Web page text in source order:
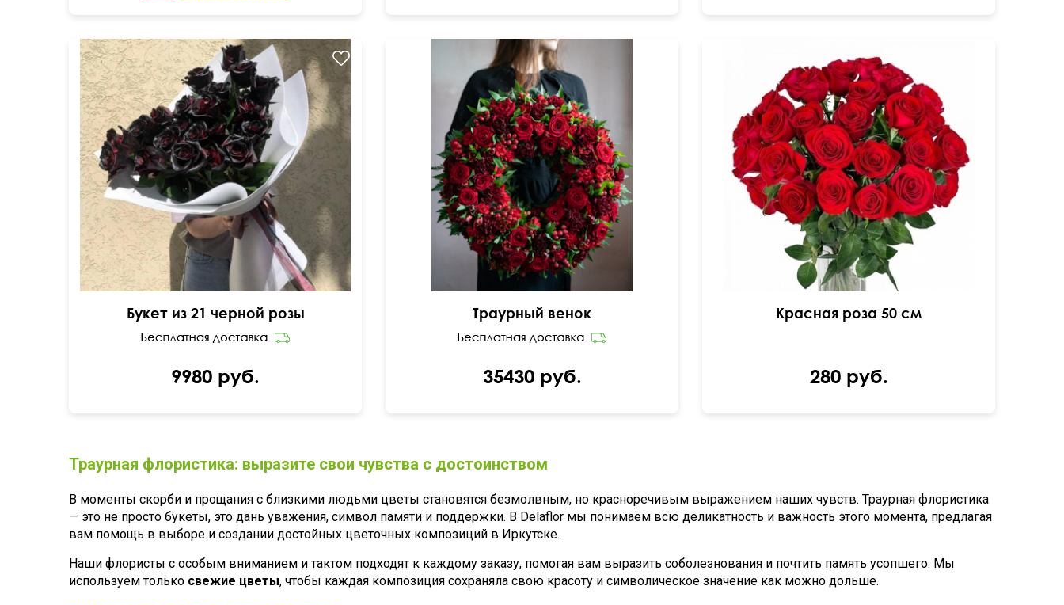
Дизайнерская упаковка
Букет из 21 черной розы
9980 руб.
Роза, папоротник, гвоздика, гиперикум,
альстромерия
Траурный венок
35430 руб.
Красная роза 50 см
280 руб.
Траурная флористика: выразите свои чувства с достоинством
В моменты скорби и прощания с близкими людьми цветы становятся безмолвным, но красноречивым выражением наших чувств. Траурная флористика
— это не просто букеты, это дань уважения, символ памяти и поддержки. В Delaflor мы понимаем всю деликатность и важность этого момента, предлагая
вам помощь в выборе и создании достойных цветочных композиций в Иркутске.
Наши флористы с особым вниманием и тактом подходят к каждому заказу, помогая вам выразить соболезнования и почтить память усопшего. Мы
используем только свежие цветы, чтобы каждая композиция сохраняла свою красоту и символическое значение как можно дольше.